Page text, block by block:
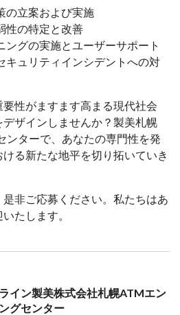
の立案および実施
性の特定と改善
ングの実施とユーザーサポート
キュリティインシデントへの対
性がますます高まる現代社会
ザインしませんか？製美札幌
ンターで、あなたの専門性を発
る新たな地平を切り拓いていき
非ご応募ください。私たちはあ
たします。
イン製美株式会社札幌ATMエン
グセンター